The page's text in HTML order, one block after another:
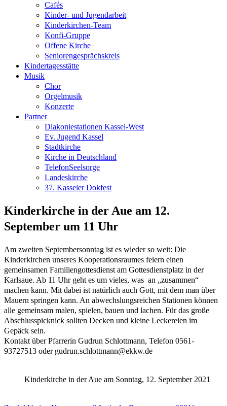
Cafés
Kinder- und Jugendarbeit
Kinderkirchen-Team
Konfi-Gruppe
Offene Kirche
Seniorengesprächskreis
Kindertagesstätte
Musik
Chor
Orgelmusik
Konzerte
Partner
Diakoniestationen Kassel-West
Ev. Jugend Kassel
Stadtkirche
Kirche in Deutschland
TelefonSeelsorge
Landeskirche
37. Kasseler Dokfest
Kinderkirche in der Aue am 12.
September um 11 Uhr
Am zweiten Septembersonntag ist es wieder so weit: Die
Kinderkirchen unseres Kooperationsraumes feiern einen
gemeinsamen Familiengottesdienst am Gottesdienstplatz in der
Karlsaue. Ab 11 Uhr geht es um vieles, was an „zusammen“
machen kann. Mit dabei ist natürlich auch Gott, mit dem man über
Mauern springen kann. An abwechslungsreichen Stationen können
alle gemeinsam malen, spielen, bauen und lachen. Für das große
Abschlusspicknick sollten Decken und kleine Leckereien im
Gepäck sein.
Kontakt über Pfarrerin Gudrun Schlottmann, Telefon 0561-
93727513 oder gudrun.schlottmann@ekkw.de
Kinderkirche in der Aue am Sonntag, 12. September 2021